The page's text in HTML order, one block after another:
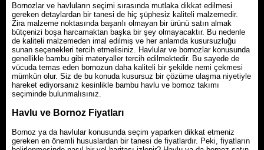
Bornozlar ve havluların seçimi sırasında mutlaka dikkat edilmesi
gereken detaylardan bir tanesi de hiç şüphesiz kaliteli malzemedir.
Zira malzeme noktasında başarılı olmayan bir ürünü satın almak
bütçenizi boşa harcamaktan başka bir şey olmayacaktır. Bu nedenle
de kaliteli malzemeden imal edilmiş ve her anlamda kusursuzluğu
sunan seçenekleri tercih etmelisiniz. Havlular ve bornozlar konusunda
genellikle bambu gibi materyaller tercih edilmektedir. Bu sayede de
vücuda temas eden bornozun daha kaliteli bir şekilde nemi çekmesi
mümkün olur. Siz de bu konuda kusursuz bir çözüme ulaşma niyetiyle
hareket ediyorsanız kesinlikle bambu havlu ve bornoz takımı
seçiminde bulunmalısınız.
Havlu ve Bornoz Fiyatları
Bornoz ya da havlular konusunda seçim yaparken dikkat etmeniz
gereken en önemli hususlardan bir tanesi de fiyatlardır. Peki, fiyatların